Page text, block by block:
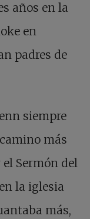
años en la
en
padres de
siempre
más
Sermón del
la iglesia
más,